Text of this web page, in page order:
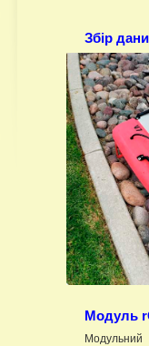
Збір
Модуль